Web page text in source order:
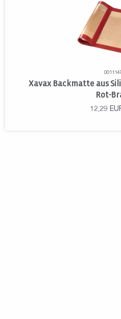
Xavax Backmatte aus
Rot-
12,29